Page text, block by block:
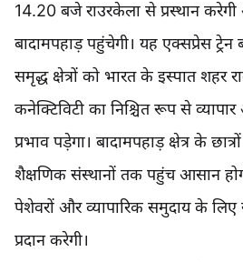
14.20 बजे राउरकेला से प्रस्थान
बादामपहाड़ पहुंचेगी। यह एक्सप्रेस
समृद्ध क्षेत्रों को भारत के इस्पात शहर
कनेक्टिविटी का निश्चित रूप से
प्रभाव पड़ेगा। बादामपहाड़ क्षेत्र के
शैक्षणिक संस्थानों तक पहुंच आसान
पेशेवरों और व्यापारिक समुदाय के
प्रदान करेगी।